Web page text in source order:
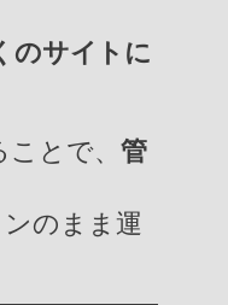
のサイトに
とで、 管
のまま運